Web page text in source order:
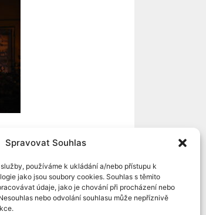
Spravovat Souhlas
používáme k ukládání a/nebo přístupu k
jako jsou soubory cookies. Souhlas s těmito
údaje, jako je chování při procházení nebo
nebo odvolání souhlasu může nepříznivě